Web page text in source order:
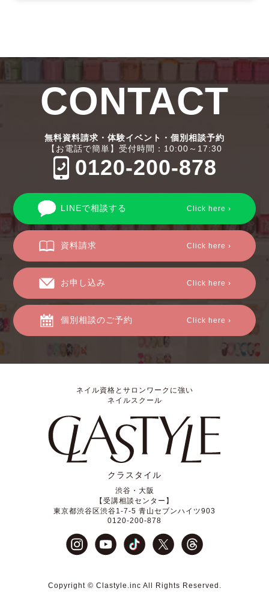
CONTACT
無料資料請求・体験イベント・個別相談予約
【お電話で簡単】受付時間：10:00～17:30
0120-200-878
LINEで相談する Click here ›
資料請求 Click here ›
お申し込み Click here ›
個別相談のご予約 Click here ›
ネイル資格とサロンワークに強い
ネイルスクール
クラスタイル
渋谷・大阪
【受講相談センター】
東京都渋谷区渋谷1-7-5 青山セブンハイツ903
0120-200-878
Copyright © Clastyle.inc All Rights Reserved.